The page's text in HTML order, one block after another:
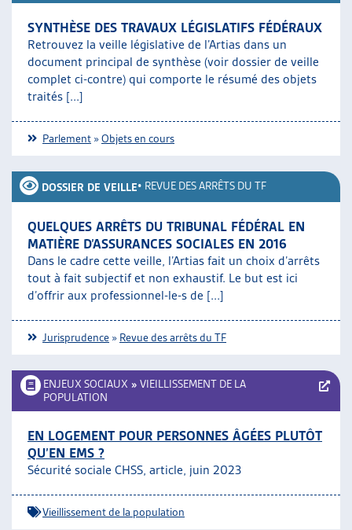
SYNTHÈSE DES TRAVAUX LÉGISLATIFS FÉDÉRAUX
Retrouvez la veille législative de l’Artias dans un
document principal de synthèse (voir dossier de veille
complet ci-contre) qui comporte le résumé des objets
traités [...]
Parlement »Objets en cours
DOSSIER DE VEILLE• REVUE DES ARRÊTS DU TF
QUELQUES ARRÊTS DU TRIBUNAL FÉDÉRAL EN
MATIÈRE D’ASSURANCES SOCIALES EN 2016
Dans le cadre cette veille, l’Artias fait un choix d’arrêts
tout à fait subjectif et non exhaustif. Le but est ici
d’offrir aux professionnel-le-s de [...]
Jurisprudence » Revue des arrêts du TF
ENJEUX SOCIAUX » VIEILLISSEMENT DE LA
POPULATION
EN LOGEMENT POUR PERSONNES ÂGÉES PLUTÔT
QU’EN EMS ?
Sécurité sociale CHSS, article, juin 2023
Vieillissement de la population